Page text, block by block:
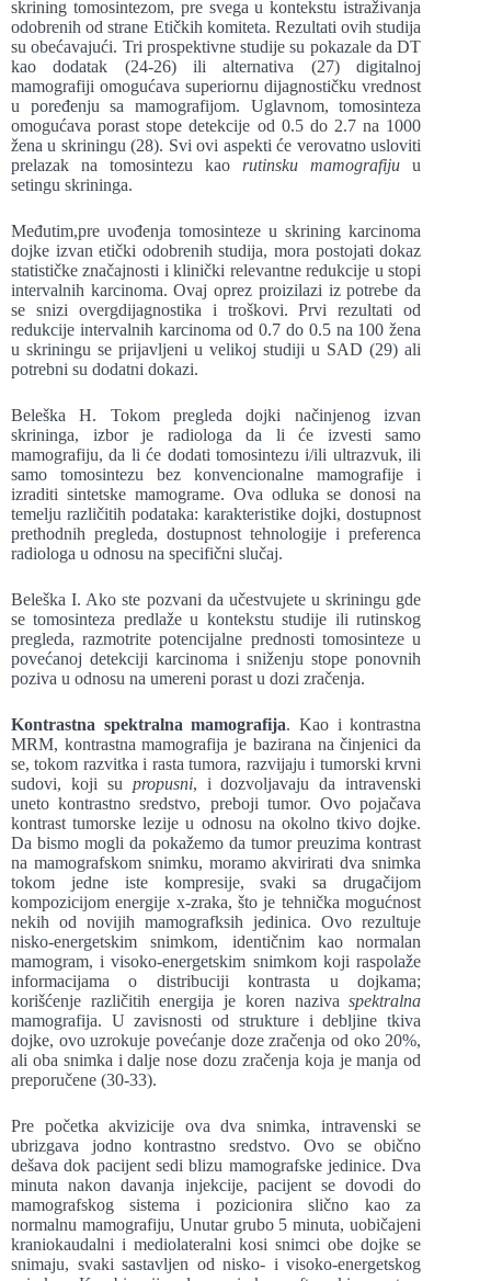
skrining tomosintezom, pre svega u kontekstu istraživanja
odobrenih od strane Etičkih komiteta. Rezultati ovih studija
su obećavajući. Tri prospektivne studije su pokazale da DT
kao dodatak (24-26) ili alternativa (27) digitalnoj
mamografiji omogućava superiornu dijagnostičku vrednost
u poređenju sa mamografijom. Uglavnom, tomosinteza
omogućava porast stope detekcije od 0.5 do 2.7 na 1000
žena u skriningu (28). Svi ovi aspekti će verovatno usloviti
prelazak na tomosintezu kao rutinsku mamografiju u
setingu skrininga.
Međutim,pre uvođenja tomosinteze u skrining karcinoma
dojke izvan etički odobrenih studija, mora postojati dokaz
statističke značajnosti i klinički relevantne redukcije u stopi
intervalnih karcinoma. Ovaj oprez proizilazi iz potrebe da
se snizi overgdijagnostika i troškovi. Prvi rezultati od
redukcije intervalnih karcinoma od 0.7 do 0.5 na 100 žena
u skriningu se prijavljeni u velikoj studiji u SAD (29) ali
potrebni su dodatni dokazi.
Beleška H. Tokom pregleda dojki načinjenog izvan
skrininga, izbor je radiologa da li će izvesti samo
mamografiju, da li će dodati tomosintezu i/ili ultrazvuk, ili
samo tomosintezu bez konvencionalne mamografije i
izraditi sintetske mamograme. Ova odluka se donosi na
temelju različitih podataka: karakteristike dojki, dostupnost
prethodnih pregleda, dostupnost tehnologije i preferenca
radiologa u odnosu na specifični slučaj.
Beleška I. Ako ste pozvani da učestvujete u skriningu gde
se tomosinteza predlaže u kontekstu studije ili rutinskog
pregleda, razmotrite potencijalne prednosti tomosinteze u
povećanoj detekciji karcinoma i sniženju stope ponovnih
poziva u odnosu na umereni porast u dozi zračenja.
Kontrastna spektralna mamografija. Kao i kontrastna
MRM, kontrastna mamografija je bazirana na činjenici da
se, tokom razvitka i rasta tumora, razvijaju i tumorski krvni
sudovi, koji su propusni, i dozvoljavaju da intravenski
uneto kontrastno sredstvo, preboji tumor. Ovo pojačava
kontrast tumorske lezije u odnosu na okolno tkivo dojke.
Da bismo mogli da pokažemo da tumor preuzima kontrast
na mamografskom snimku, moramo akvirirati dva snimka
tokom jedne iste kompresije, svaki sa drugačijom
kompozicijom energije x-zraka, što je tehnička mogućnost
nekih od novijih mamografksih jedinica. Ovo rezultuje
nisko-energetskim snimkom, identičnim kao normalan
mamogram, i visoko-energetskim snimkom koji raspolaže
informacijama o distribuciji kontrasta u dojkama;
korišćenje različitih energija je koren nazivaspektralna
mamografija. U zavisnosti od strukture i debljine tkiva
dojke, ovo uzrokuje povećanje doze zračenja od oko 20%,
ali oba snimka i dalje nose dozu zračenja koja je manja od
preporučene (30-33).
Pre početka akvizicije ova dva snimka, intravenski se
ubrizgava jodno kontrastno sredstvo. Ovo se obično
dešava dok pacijent sedi blizu mamografske jedinice. Dva
minuta nakon davanja injekcije, pacijent se dovodi do
mamografskog sistema i pozicionira slično kao za
normalnu mamografiju, Unutar grubo 5 minuta, uobičajeni
kraniokaudalni i mediolateralni kosi snimci obe dojke se
snimaju, svaki sastavljen od nisko- i visoko-energetskog